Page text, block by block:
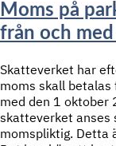
Moms på
från och
Skatteverket har
moms skall betalas
med den 1 oktober
skatteverket anses
momspliktig. Detta